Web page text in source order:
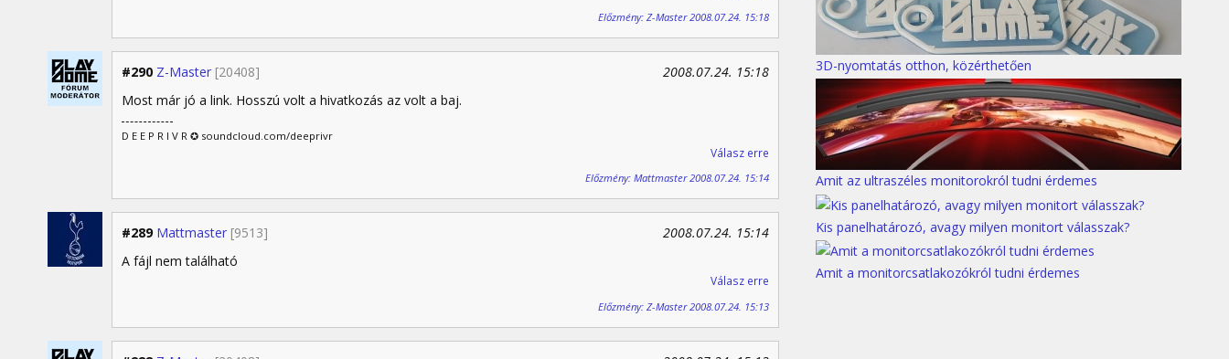
Előzmény: Z-Master 2008.07.24. 15:18
#290 Z-Master [20408]
2008.07.24. 15:18
Most már jó a link. Hosszú volt a hivatkozás az volt a baj.
D E E P R I V R ✪ soundcloud.com/deeprivr
Válasz erre
Előzmény: Mattmaster 2008.07.24. 15:14
#289 Mattmaster [9513]
2008.07.24. 15:14
A fájl nem található
Válasz erre
Előzmény: Z-Master 2008.07.24. 15:13
3D-nyomtatás otthon, közérthetően
Amit az ultraszéles monitorokról tudni érdemes
Kis panelhatározó, avagy milyen monitort válasszak?
Amit a monitorcsatlakozókról tudni érdemes